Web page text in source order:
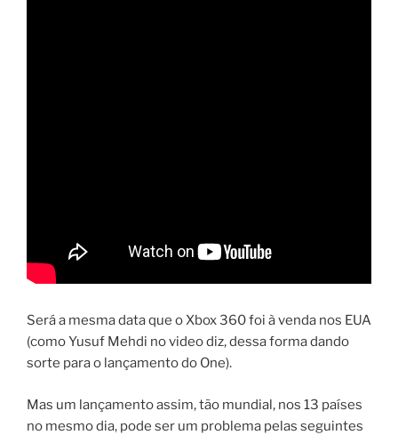
Será a mesma data que o Xbox 360 foi à venda nos EUA
(como Yusuf Mehdi no video diz, dessa forma dando
sorte para o lançamento do One).
Mas um lançamento assim, tão mundial, nos 13 países
no mesmo dia, pode ser um problema pelas seguintes